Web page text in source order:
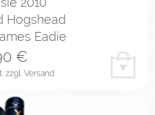
Hogshead
Eadie
zzgl. Versand
€